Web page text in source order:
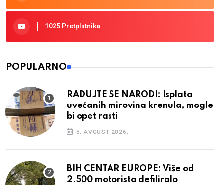
1025 Pretplatnika
POPULARNO
RADUJTE SE NARODI: Isplata
uvećanih mirovina krenula, mogle
bi opet rasti
5. AVGUST 2026.
BIH CENTAR EUROPE: Više od
2.500 motorista defiliralo